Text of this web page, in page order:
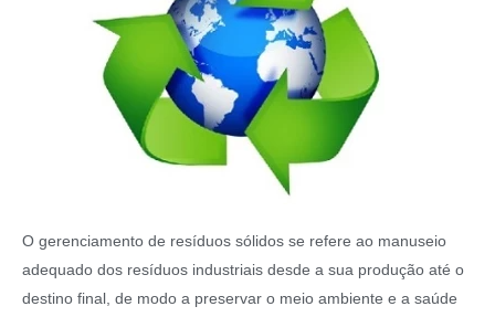
O gerenciamento de resíduos sólidos se refere ao manuseio
adequado dos resíduos industriais desde a sua produção até o
destino final, de modo a preservar o meio ambiente e a saúde